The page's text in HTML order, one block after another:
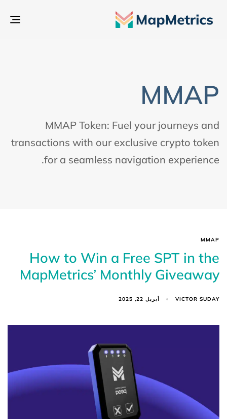
MMAP
MMAP Token: Fuel your journeys and
transactions with our exclusive crypto token
for a seamless navigation experience.
MMAP
How to Win a Free SPT in the
MapMetrics’ Monthly Giveaway
VICTOR SUDAY أبريل 22, 2025